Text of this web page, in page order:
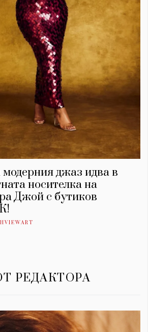
джаз идва в
носителка на
Джой с бутиков
РЕДАКТОРА